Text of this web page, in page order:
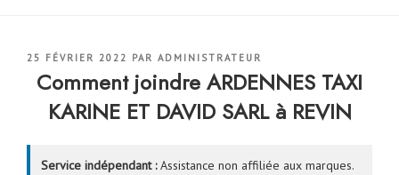
PUBLIÉ
25 FÉVRIER 2022 PAR ADMINISTRATEUR
Comment joindre ARDENNES TAXI
KARINE ET DAVID SARL à REVIN
Service indépendant :Assistance non affiliée aux marques.